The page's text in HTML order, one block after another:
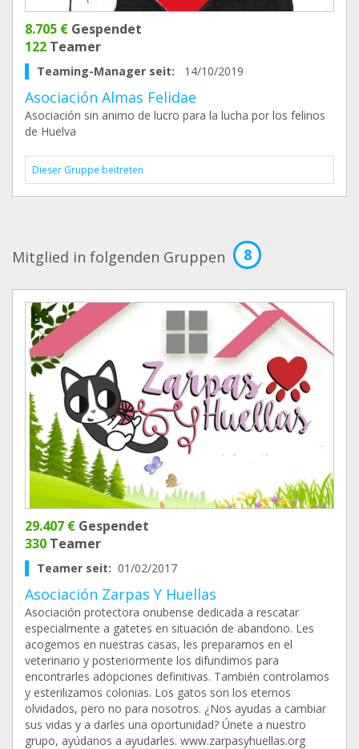
8.705 € Gespendet
122 Teamer
Teaming-Manager seit: 14/10/2019
Asociación Almas Felidae
Asociación sin animo de lucro para la lucha por los felinos
de Huelva
Dieser Gruppe beitreten
Mitglied in folgenden Gruppen 8
29.407 € Gespendet
330 Teamer
Teamer seit: 01/02/2017
Asociación Zarpas Y Huellas
Asociación protectora onubense dedicada a rescatar
especialmente a gatetes en situación de abandono. Les
acogemos en nuestras casas, les preparamos en el
veterinario y posteriormente los difundimos para
encontrarles adopciones definitivas. También controlamos
y esterilizamos colonias. Los gatos son los eternos
olvidados, pero no para nosotros. ¿Nos ayudas a cambiar
sus vidas y a darles una oportunidad? Únete a nuestro
grupo, ayúdanos a ayudarles. www.zarpasyhuellas.org